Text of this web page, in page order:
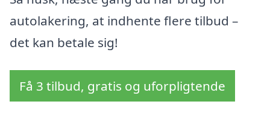
autolakering, at indhente flere tilbud –
det kan betale sig!
Få 3 tilbud, gratis og uforpligtende